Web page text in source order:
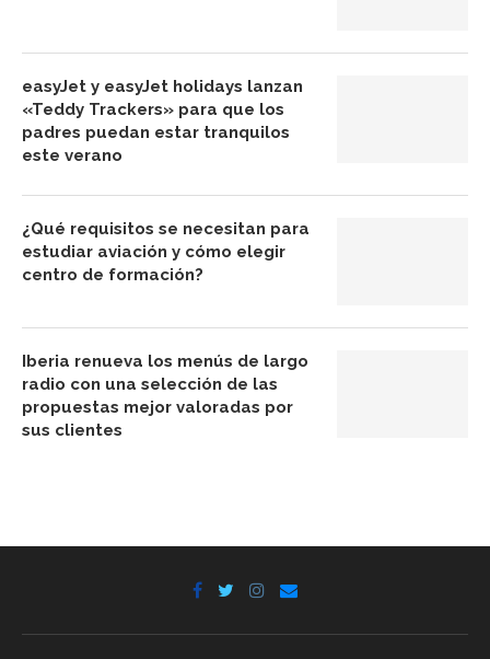
easyJet y easyJet holidays lanzan
«Teddy Trackers» para que los
padres puedan estar tranquilos
este verano
¿Qué requisitos se necesitan para
estudiar aviación y cómo elegir
centro de formación?
Iberia renueva los menús de largo
radio con una selección de las
propuestas mejor valoradas por
sus clientes